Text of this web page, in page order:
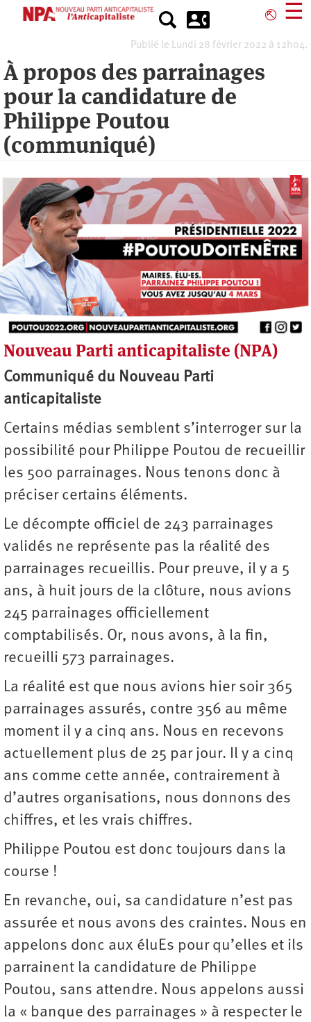
⎋ ☰
Publié le Lundi 28 février 2022 à 12h04.
À propos des parrainages
pour la candidature de
Philippe Poutou
(communiqué)
Auteur
Nouveau Parti anticapitaliste (NPA)
Communiqué du Nouveau Parti
anticapitaliste
Certains médias semblent s’interroger sur la
possibilité pour Philippe Poutou de recueillir
les 500 parrainages. Nous tenons donc à
préciser certains éléments.
Le décompte officiel de 243 parrainages
validés ne représente pas la réalité des
parrainages recueillis. Pour preuve, il y a 5
ans, à huit jours de la clôture, nous avions
245 parrainages officiellement
comptabilisés. Or, nous avons, à la fin,
recueilli 573 parrainages.
La réalité est que nous avions hier soir 365
parrainages assurés, contre 356 au même
moment il y a cinq ans. Nous en recevons
actuellement plus de 25 par jour. Il y a cinq
ans comme cette année, contrairement à
d’autres organisations, nous donnons des
chiffres, et les vrais chiffres.
Philippe Poutou est donc toujours dans la
course !
En revanche, oui, sa candidature n’est pas
assurée et nous avons des craintes. Nous en
appelons donc aux éluEs pour qu’elles et ils
parrainent la candidature de Philippe
Poutou, sans attendre. Nous appelons aussi
la « banque des parrainages » à respecter le